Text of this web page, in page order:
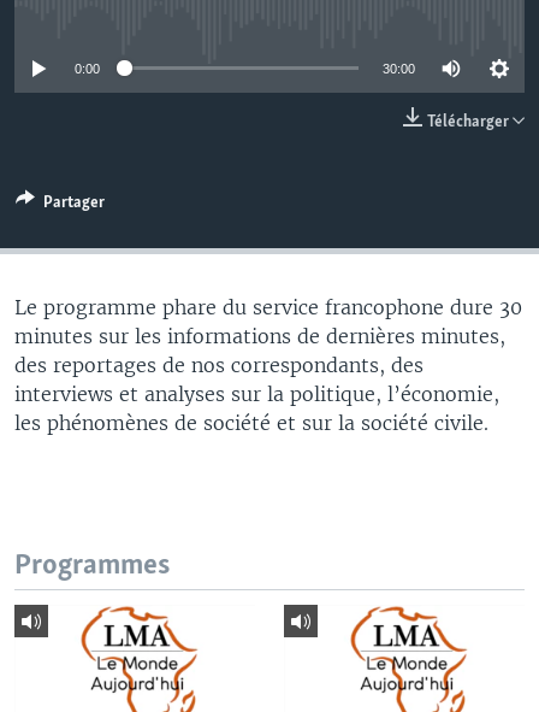
0:00 30:00
Télécharger
Partager
Le programme phare du service francophone dure 30
minutes sur les informations de dernières minutes,
des reportages de nos correspondants, des
interviews et analyses sur la politique, l’économie,
les phénomènes de société et sur la société civile.
Programmes